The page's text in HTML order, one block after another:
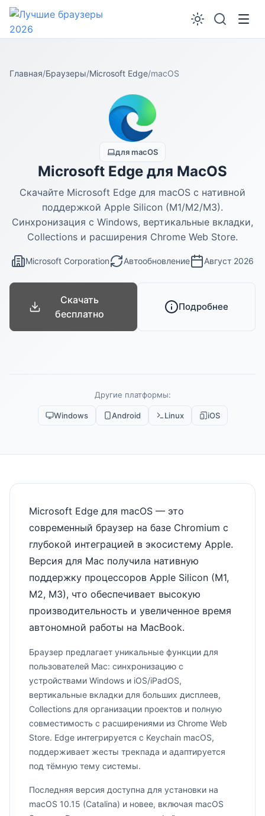
Главная/Браузеры/Microsoft Edge/macOS
для macOS
Microsoft Edge для MacOS
Скачайте Microsoft Edge для macOS с нативной
поддержкой Apple Silicon (M1/M2/M3).
Синхронизация с Windows, вертикальные вкладки,
Collections и расширения Chrome Web Store.
Microsoft Corporation Автообновление Август 2026
Скачать
бесплатно
Подробнее
Другие платформы:
Windows Android Linux iOS
Microsoft Edge для macOS — это
современный браузер на базе Chromium с
глубокой интеграцией в экосистему Apple.
Версия для Mac получила нативную
поддержку процессоров Apple Silicon (M1,
M2, M3), что обеспечивает высокую
производительность и увеличенное время
автономной работы на MacBook.
Браузер предлагает уникальные функции для
пользователей Mac: синхронизацию с
устройствами Windows и iOS/iPadOS,
вертикальные вкладки для больших дисплеев,
Collections для организации проектов и полную
совместимость с расширениями из Chrome Web
Store. Edge интегрируется с Keychain macOS,
поддерживает жесты трекпада и адаптируется
под тёмную тему системы.
Последняя версия доступна для установки на
macOS 10.15 (Catalina) и новее, включая macOS